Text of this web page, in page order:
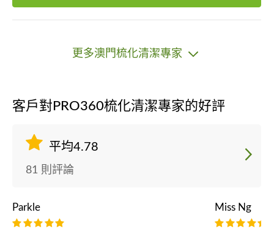
更多澳門梳化清潔專家
客戶對PRO360梳化清潔專家的好評
平均4.78
81 則評論
Parkle Miss Ng